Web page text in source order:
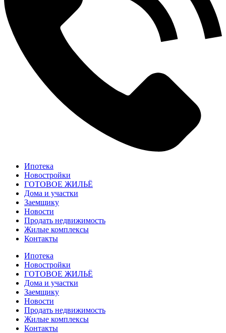
Ипотека
Новостройки
ГОТОВОЕ ЖИЛЬЁ
Дома и участки
Заемщику
Новости
Продать недвижимость
Жилые комплексы
Контакты
Ипотека
Новостройки
ГОТОВОЕ ЖИЛЬЁ
Дома и участки
Заемщику
Новости
Продать недвижимость
Жилые комплексы
Контакты